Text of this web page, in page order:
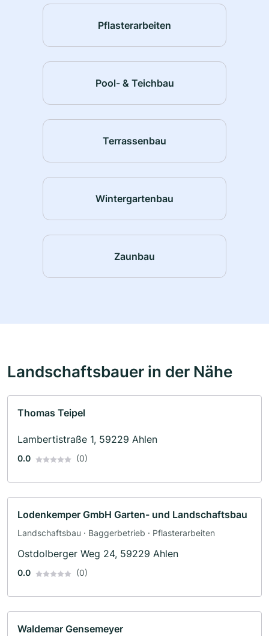
Pflasterarbeiten
Pool- & Teichbau
Terrassenbau
Wintergartenbau
Zaunbau
Landschaftsbauer in der Nähe
Thomas Teipel
Lambertistraße 1, 59229 Ahlen
0.0 (0)
Lodenkemper GmbH Garten- und Landschaftsbau
Landschaftsbau · Baggerbetrieb · Pflasterarbeiten
Ostdolberger Weg 24, 59229 Ahlen
0.0 (0)
Waldemar Gensemeyer